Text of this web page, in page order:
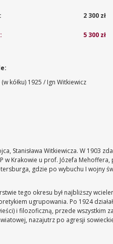
2 300 zł
5 300 zł
kółku) 1925 / Ign Witkiewicz
Stanisława Witkiewicza. W 1903
Krakowie u prof. Józefa Mehoffera,
gdzie po wybuchu I wojny
tego okresu był najbliższy
ugrupowania. Po 1924
i filozoficzną, przede wszystkim
nazajutrz po agresji